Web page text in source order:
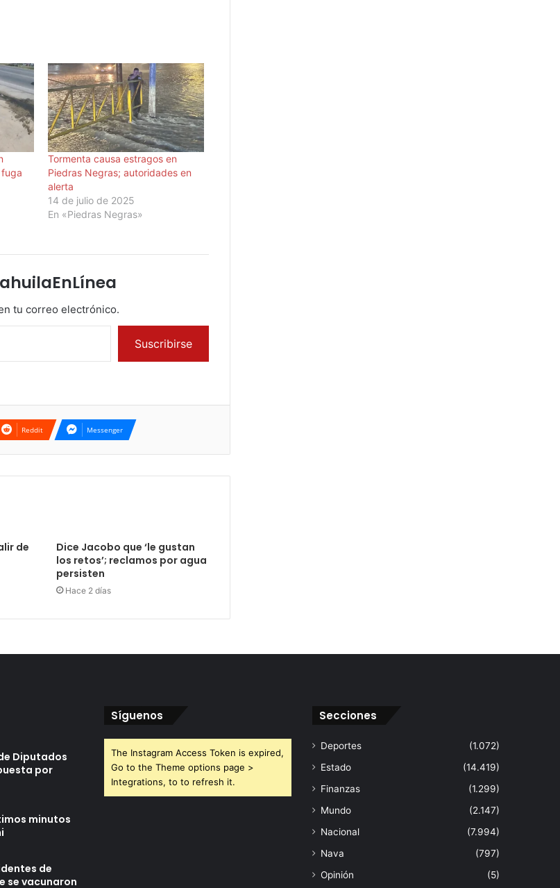
Tormenta causa estragos en
Piedras Negras; autoridades en
alerta
14 de julio de 2025
En «Piedras Negras»
tu correo electrónico.
Suscribirse
Reddit Messenger
de
Dice Jacobo que ‘le gustan
los retos’; reclamos por agua
persisten
Hace 2 días
Diputados
por
minutos
de
se vacunaron
Síguenos
The Instagram Access Token is expired,
Go to the Theme options page >
Integrations, to to refresh it.
Secciones
Deportes
(1.072)
Estado
(14.419)
Finanzas
(1.299)
Mundo
(2.147)
Nacional
(7.994)
Nava
(797)
Opinión
(5)